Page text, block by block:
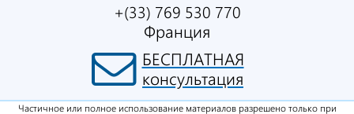
+(33) 769 530 770
Франция
БЕСПЛАТНАЯ
консультация
Частичное или полное использование материалов разрешено только при